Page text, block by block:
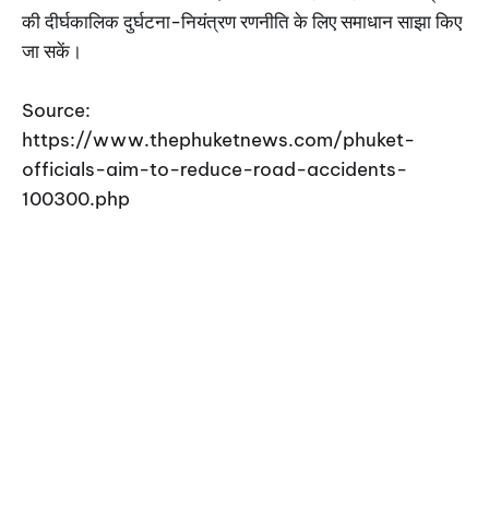
की दीर्घकालिक दुर्घटना-नियंत्रण रणनीति के लिए समाधान साझा किए
जा सकें।
Source:
https://www.thephuketnews.com/phuket-
officials-aim-to-reduce-road-accidents-
100300.php